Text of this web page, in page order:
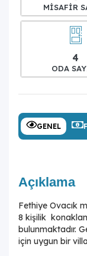
MISAFIR
4
ODA
GENEL
Açıklama
Fethiye Ovacık
8 kişilik
bulunmaktadır.
için uygun bir